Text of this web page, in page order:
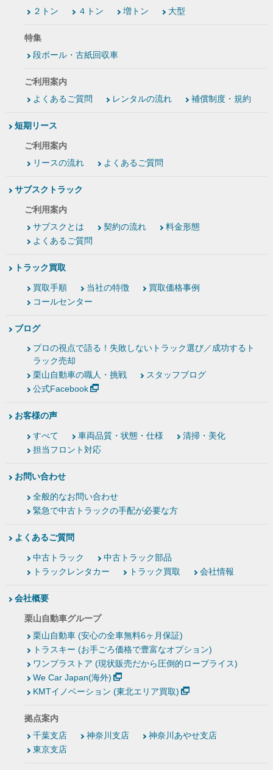
２トン
４トン 増トン 大型
特集
段ボール・古紙回収車
ご利用案内
よくあるご質問
レンタルの流れ 補償制度・規約
短期リース
ご利用案内
リースの流れ
よくあるご質問
サブスクトラック
ご利用案内
サブスクとは
契約の流れ
料金形態
よくあるご質問
トラック買取
買取手順 当社の特徴
買取価格事例
コールセンター
ブログ
プロの視点で語る！失敗しないトラック選び／成功するト
ラック売却
栗山自動車の職人・挑戦
スタッフブログ
公式Facebook
お客様の声
すべて 車両品質・状態・仕様
清掃・美化
担当フロント対応
お問い合わせ
全般的なお問い合わせ
緊急で中古トラックの手配が必要な方
よくあるご質問
中古トラック
中古トラック部品
トラックレンタカー
トラック買取 会社情報
会社概要
栗山自動車グループ
栗山自動車 (安心の全車無料6ヶ月保証)
トラスキー (お手ごろ価格で豊富なオプション)
ワンプラストア (現状販売だから圧倒的ロープライス)
We Car Japan(海外)
KMTイノベーション (東北エリア買取)
拠点案内
千葉支店
神奈川支店
神奈川あやせ支店
東京支店